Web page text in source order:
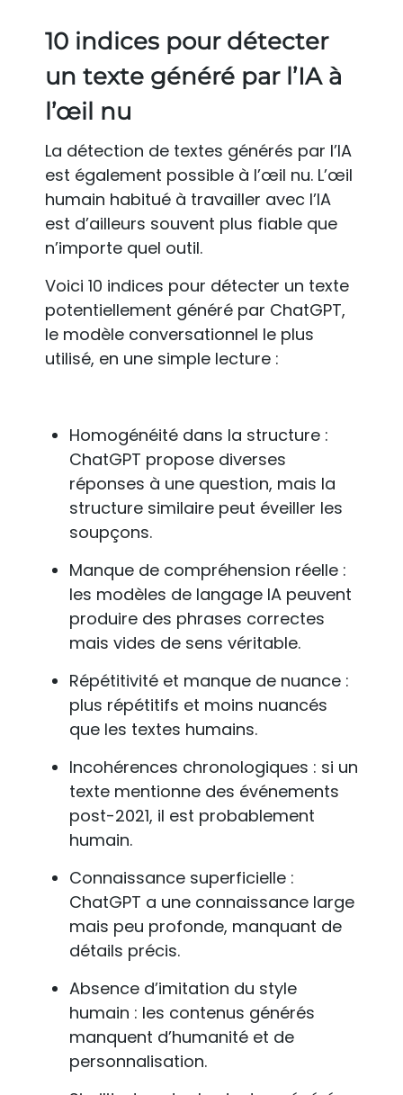
10 indices pour détecter
un texte généré par l’IA à
l’œil nu
La détection de textes générés par l’IA
est également possible à l’œil nu. L’œil
humain habitué à travailler avec l’IA
est d’ailleurs souvent plus fiable que
n’importe quel outil.
Voici 10 indices pour détecter un texte
potentiellement généré par ChatGPT,
le modèle conversationnel le plus
utilisé, en une simple lecture :
Homogénéité dans la structure :
ChatGPT propose diverses
réponses à une question, mais la
structure similaire peut éveiller les
soupçons.
Manque de compréhension réelle :
les modèles de langage IA peuvent
produire des phrases correctes
mais vides de sens véritable.
Répétitivité et manque de nuance :
plus répétitifs et moins nuancés
que les textes humains.
Incohérences chronologiques : si un
texte mentionne des événements
post-2021, il est probablement
humain.
Connaissance superficielle :
ChatGPT a une connaissance large
mais peu profonde, manquant de
détails précis.
Absence d’imitation du style
humain : les contenus générés
manquent d’humanité et de
personnalisation.